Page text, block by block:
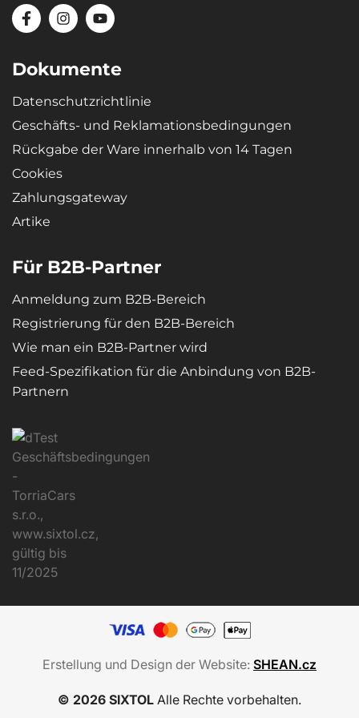
Materialien
Material – mikroporöser SBR-Gummi verleiht den Wannen
bei der Lagerung) wieder in ihre ursprüngliche Form zurückstellt.
Dokumente
Datenschutzrichtlinie
Geschäfts- und Reklamationsbedingungen
Rückgabe der Ware innerhalb von 14 Tagen
Cookies
Zahlungsgateway
Artike
Für B2B-Partner
Anmeldung zum B2B-Bereich
Registrierung für den B2B-Bereich
Wie man ein B2B-Partner wird
Feed-Spezifikation für die Anbindung von B2B-
Partnern
Erstellung und Design der Website: SHEAN.cz
© 2026 SIXTOL Alle Rechte vorbehalten.